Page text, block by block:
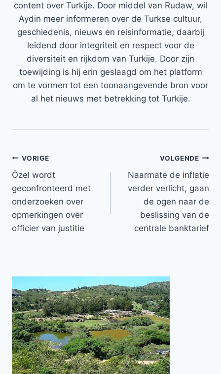
content over Turkije. Door middel van Rudaw, wil
Aydin meer informeren over de Turkse cultuur,
geschiedenis, nieuws en reisinformatie, daarbij
leidend door integriteit en respect voor de
diversiteit en rijkdom van Turkije. Door zijn
toewijding is hij erin geslaagd om het platform
om te vormen tot een toonaangevende bron voor
al het nieuws met betrekking tot Turkije.
Bericht
navigatie
VORIGE
Özel wordt
geconfronteerd met
onderzoeken over
opmerkingen over
officier van justitie
VOLGENDE
Naarmate de inflatie
verder verlicht, gaan
de ogen naar de
beslissing van de
centrale banktarief